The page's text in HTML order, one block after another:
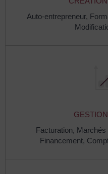
Auto-entrepreneur,
Facturation, Marchés
Financement,